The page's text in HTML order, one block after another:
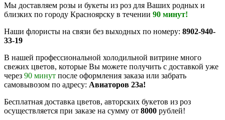
Мы доставляем розы и букеты из роз для Ваших родных и
близких по городу Красноярску в течении 90 минут!
Наши флористы на связи без выходных по номеру: 8902-940-
33-19
В нашей профессиональной холодильной витрине много
свежих цветов, которые Вы можете получить с доставкой уже
через 90 минут после оформления заказа или забрать
самовывозом по адресу: Авиаторов 23а!
Бесплатная доставка цветов, авторских букетов из роз
осуществляется при заказе на сумму от 8000 рублей!